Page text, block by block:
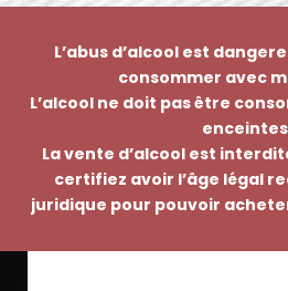
L’abus d’alcool est
consommer avec
L’alcool ne doit pas être
La vente d’alcool est
certifiez avoir l’âge légal
juridique pour pouvoir